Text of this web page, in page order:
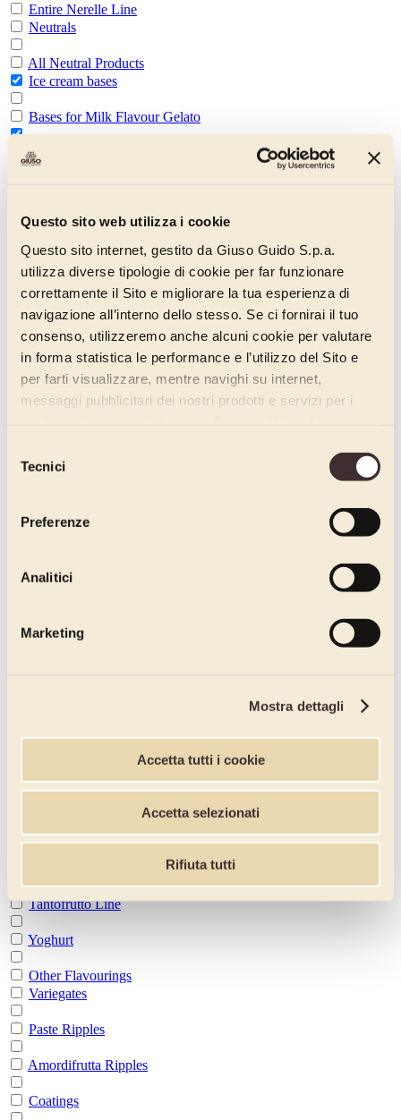
Questo sito web utilizza i cookie
Questo sito internet, gestito da Giuso Guido S.p.a.
utilizza diverse tipologie di cookie per far funzionare
correttamente il Sito e migliorare la tua esperienza di
navigazione all’interno dello stesso. Se ci fornirai il tuo
consenso, utilizzeremo anche alcuni cookie per valutare
in forma statistica le performance e l’utilizzo del Sito e
per farti visualizzare, mentre navighi su internet,
messaggi pubblicitari dei nostri prodotti e servizi per i
delTecnici
Preferenze
Analitici
Marketing
Mostra dettagli
Accetta tutti i cookie
Accetta selezionati
Rifiuta tutti
Entire Nerelle Line
Neutrals
All Neutral Products
Ice cream bases
Bases for Milk Flavour Gelato
Fruit Ice Cream Bases
Chocolate Ice Cream Bases
Complet Base
Evoluzione Base
Assoluta Base
Vegan Base
Enhancers
All Napolitaner tastes
Nazca Line
Superpremium Paste Line
Traditional Pastes
Tantofrutto Line
Yoghurt
Other Flavourings
Variegates
Paste Ripples
Amordifrutta Ripples
Coatings